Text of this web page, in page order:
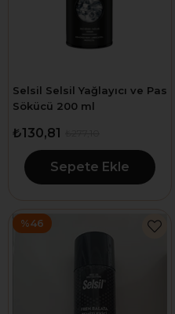
Selsil Selsil Yağlayıcı ve Pas
Sökücü 200 ml
₺130,81
Sepete Ekle
%46